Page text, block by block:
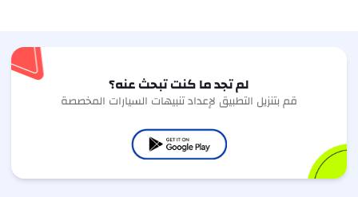
لم تجد ما كنت تبحث عنه؟
قم بتنزيل التطبيق لإعداد تنبيهات السيارات المخصصة